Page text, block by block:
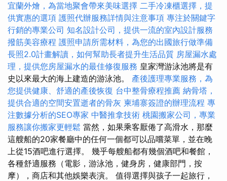
宜蘭外燴，為當地聚會帶來美味選擇 二手冷凍櫃選擇，提
供實惠的選項 護照代辦服務詳情與注意事項 專注於關鍵字
行銷的專業公司 知名設計公司，提供一流的室內設計服務
撥筋美容療程 護照申請所需材料，為您的出國旅行做準備
長照2.0計畫解讀，如何幫助長者提升生活品質 房屋漏水處
理，提供您房屋漏水的最佳修復服務 皇家灣游泳池將是有
史以來最大的海上建造的游泳池。 產後護理專業服務，為
您提供健康、舒適的產後恢復 台中整骨療程推薦 納骨塔，
提供合適的空間安置逝者的骨灰 柬埔寨簽證的辦理流程 專
注數據分析的SEO專家 中醫推拿技術 桃園搬家公司，專業
服務讓你搬家更輕鬆 當然，如果乘客厭倦了高滑水，那麼
這艘船的20家餐廳中的任何一個都可以品嚐菜單，並在晚
上從15酒吧進行選擇。 幾乎每艘船都有幾個酒吧和餐館，
各種舒適服務（電影，游泳池，健身房，健康部門，按
摩），商店和其他娛樂表演。 值得選擇與孩子一起旅行，